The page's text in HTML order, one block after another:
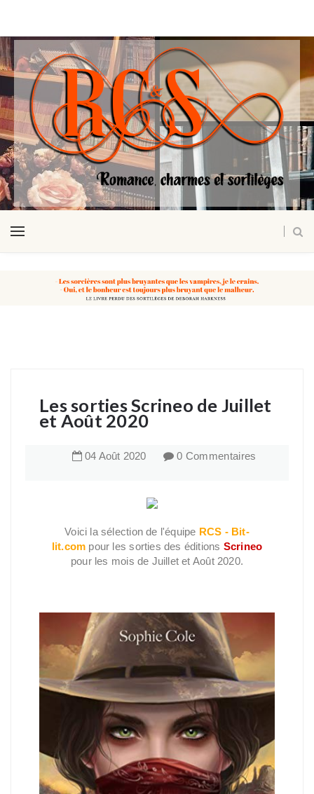
Les sorties Scrineo de Juillet
et Août 2020
04 Août 2020 0 Commentaires
Voici la sélection de l'équipe RCS - Bit-
lit.com pour les sorties des éditions Scrineo
pour les mois de Juillet et Août 2020.